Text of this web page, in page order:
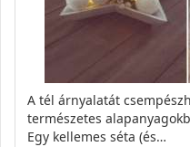
A tél árnyalatát
természetes
Egy kellemes séta (és…